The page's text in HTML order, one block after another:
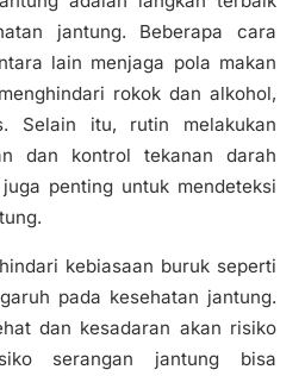
jantung. Beberapa cara
lain menjaga pola makan
rokok dan alkohol,
Selain itu, rutin melakukan
dan kontrol tekanan darah
penting untuk mendeteksi
kebiasaan buruk seperti
pada kesehatan jantung.
dan kesadaran akan risiko
serangan jantung bisa